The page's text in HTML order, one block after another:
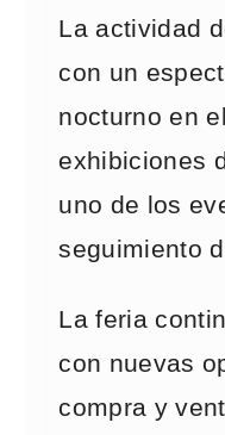
La actividad
con un
nocturno en
exhibiciones
uno de los
seguimiento
La feria
con nuevas
compra y